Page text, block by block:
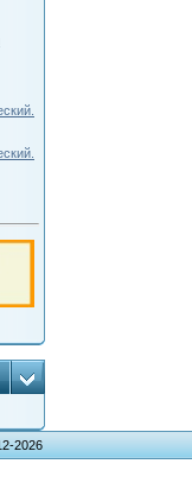
2026